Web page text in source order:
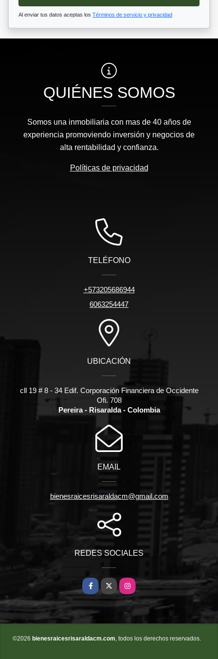
Al enviar tus datos aceptas los Términos de servicio y privacidad
QUIÉNES SOMOS
Somos una inmobiliaria con mas de 40 años de
experiencia promoviendo inversión y negocios de
alta rentabilidad y confianza.
Políticas de privacidad
TELÉFONO
+573205686944
6063254447
UBICACIÓN
cll 19 # 8 - 34 Edif. Corporación Financiera de Occidente
Ofi. 708
Pereira - Risaralda - Colombia
EMAIL
bienesraicesrisaraldacm@gmail.com
REDES SOCIALES
Facebook
X Instagram
©2026 bienesraicesrisaraldacm.com , todos los derechos reservados.